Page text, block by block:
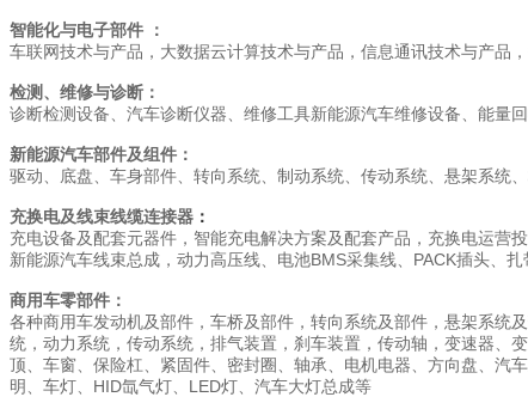
智能化与电子部件 ：
车联网技术与产品，大数据云计算技术与产品，信息通讯技术与产品
检测、维修与诊断：
诊断检测设备、汽车诊断仪器、维修工具新能源汽车维修设备、能量
新能源汽车部件及组件：
驱动、底盘、车身部件、转向系统、制动系统、传动系统、悬架系统
充换电及线束线缆连接器 ：
充电设备及配套元器件，智能充电解决方案及配套产品，充换电运营
新能源汽车线束总成，动力高压线、电池BMS采集线、PACK插头、
商用车零部件：
各种商用车发动机及部件，车桥及部件，转向系统及部件，悬架系统
统，动力系统，传动系统，排气装置，刹车装置，传动轴，变速器、
顶、车窗、保险杠、紧固件、密封圈、轴承、电机电器、方向盘、汽
明、车灯、HID氙气灯、LED灯、汽车大灯总成等